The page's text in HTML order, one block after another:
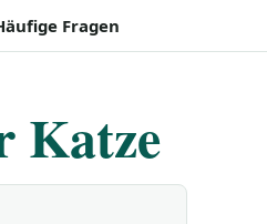
Fragen
Katze